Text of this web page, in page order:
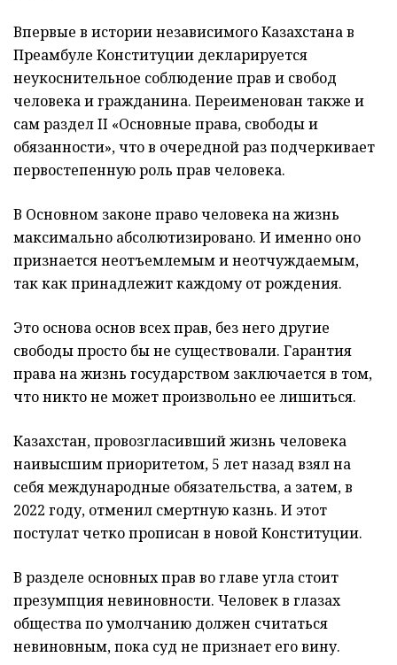
Впервые в истории независимого Казахстана в
Преамбуле Конституции декларируется
неукоснительное соблюдение прав и свобод
человека и гражданина. Переименован также и
сам раздел II «Основные права, свободы и
обязанности», что в очередной раз подчеркивает
первостепенную роль прав человека.
В Основном законе право человека на жизнь
максимально абсолютизировано. И именно оно
признается неотъемлемым и неотчуждаемым,
так как принадлежит каждому от рождения.
Это основа основ всех прав, без него другие
свободы просто бы не существовали. Гарантия
права на жизнь государством заключается в том,
что никто не может произвольно ее лишиться.
Казахстан, провозгласивший жизнь человека
наивысшим приоритетом, 5 лет назад взял на
себя международные обязательства, а затем, в
2022 году, отменил смертную казнь. И этот
постулат четко прописан в новой Конституции.
В разделе основных прав во главе угла стоит
презумпция невиновности. Человек в глазах
общества по умолчанию должен считаться
невиновным, пока суд не признает его вину.